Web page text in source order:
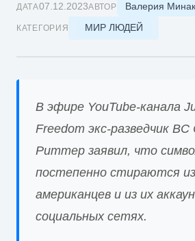
ДАТА07.12.2023АВТОР Валерия
КАТЕГОРИЯ МИР ЛЮДЕЙ
В эфире YouTube-канала
Freedom экс-разведчик
Риттер заявил, что
постепенно стираются
американцев и из их
социальных сетях.